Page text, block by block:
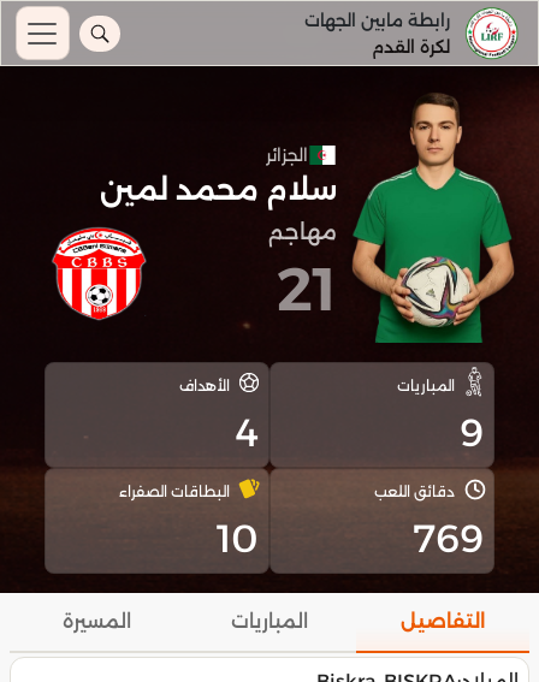
رابطة مابين الجهات
لكرة القدم
الجزائر
سلام محمد لمين
مهاجم
21
المباريات
9
الأهداف
4
دقائق اللعب
769
البطاقات الصفراء
10
التفاصيل المباريات المسيرة